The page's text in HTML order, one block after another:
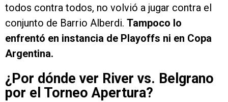
todos contra todos, no volvió a jugar contra el
conjunto de Barrio Alberdi. Tampoco lo
enfrentó en instancia de Playoffs ni en Copa
Argentina.
¿Por dónde ver River vs. Belgrano
por el Torneo Apertura?